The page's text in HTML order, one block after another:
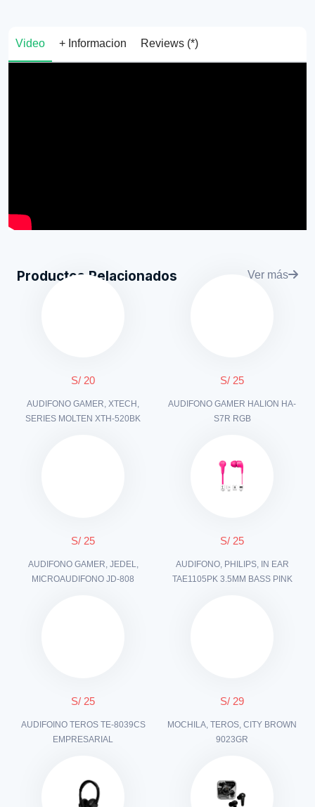
Video + Informacion Reviews (*)
Productos Relacionados Ver más
S/ 20
AUDIFONO GAMER, XTECH,
SERIES MOLTEN XTH-520BK
S/ 25
AUDIFONO GAMER HALION HA-
S7R RGB
S/ 25
AUDIFONO GAMER, JEDEL,
MICROAUDIFONO JD-808
S/ 25
AUDIFONO, PHILIPS, IN EAR
TAE1105PK 3.5MM BASS PINK
S/ 25
AUDIFOINO TEROS TE-8039CS
EMPRESARIAL
S/ 29
MOCHILA, TEROS, CITY BROWN
9023GR